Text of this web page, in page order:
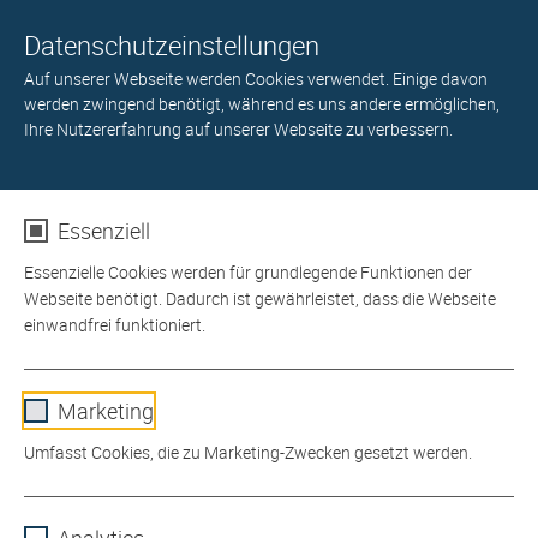
Datenschutzeinstellungen
Auf unserer Webseite werden Cookies verwendet. Einige davon
werden zwingend benötigt, während es uns andere ermöglichen,
Ihre Nutzererfahrung auf unserer Webseite zu verbessern.
Essenziell
Essenzielle Cookies werden für grundlegende Funktionen der
Webseite benötigt. Dadurch ist gewährleistet, dass die Webseite
einwandfrei funktioniert.
Anbieter
Marketing
Umfasst Cookies, die zu Marketing-Zwecken gesetzt werden.
Böden
Böden im Holzhandel kaufen
Parkett